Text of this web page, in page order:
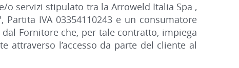
o servizi stipulato tra la Arroweld Italia Spa ,
IVA 03354110243 e un consumatore
Fornitore che, per tale contratto, impiega
attraverso l’accesso da parte del cliente al